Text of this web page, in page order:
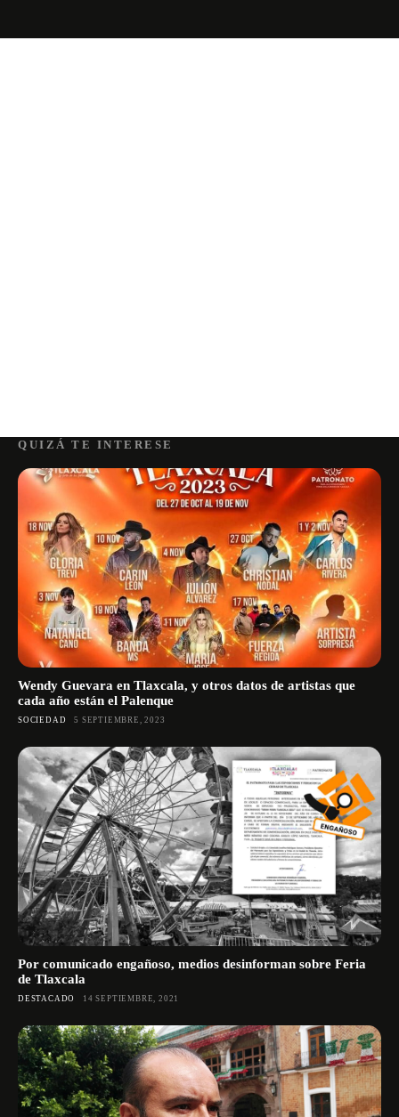
QUIZÁ TE INTERESE
Wendy Guevara en Tlaxcala, y otros datos de artistas que
cada año están el Palenque
SOCIEDAD 5 SEPTIEMBRE, 2023
Por comunicado engañoso, medios desinforman sobre Feria
de Tlaxcala
DESTACADO 14 SEPTIEMBRE, 2021